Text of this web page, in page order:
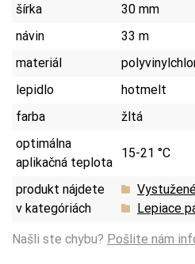
šírka
30 mm
návin
33 m
materiál
lepidlo
hotmelt
farba
žltá
optimálna
aplikačná teplota
15-21 °C
produkt nájdete
v kategóriách
Lepiace
Našli ste chybu? Pošlite nám